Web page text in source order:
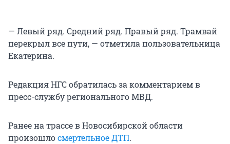
— Левый ряд. Средний ряд. Правый ряд. Трамвай
перекрыл все пути, — отметила пользовательница
Екатерина.
Редакция НГС обратилась за комментарием в
пресс-службу регионального МВД.
Ранее на трассе в Новосибирской области
произошлосмертельное ДТП.